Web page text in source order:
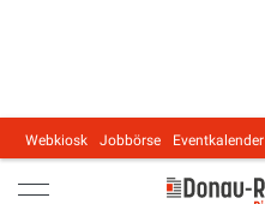
Main navigation
Webkiosk Jobbörse Eventkalender